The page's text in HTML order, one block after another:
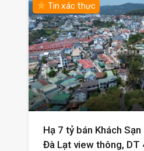
Tin xác thực
Hạ 7 tỷ bán Khách
Đà Lạt view thông, DT